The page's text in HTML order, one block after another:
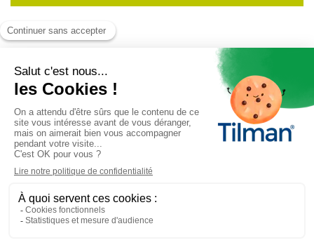
Antimetilest un produit du
Tous droits réservés. © 2026 Tilman